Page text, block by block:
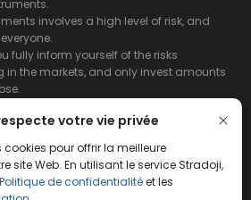
votre vie privée
pour offrir la meilleure
site Web. En utilisant le service Stradoji,
Politique de confidentialitéet les
involves a high level of risk, and
fully inform yourself of the risks
the markets, and only invest amounts
guarantee the results or the
based on the information contained on
site and its publishing company
in the use that may be made of this
that may result therefrom.